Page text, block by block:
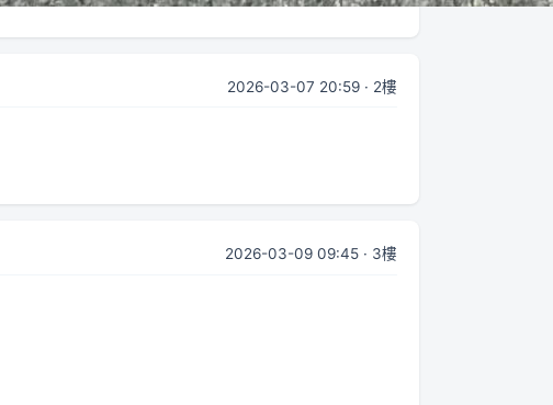
2026-03-07 20:59 · 2樓
2026-03-09 09:45 · 3樓